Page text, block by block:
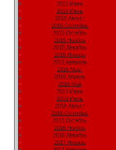
2015 Июнь
2015 Июль
2015 Август
2015 Сентябрь
2015 Октябрь
2015 Ноябрь
2015 Декабрь
2016 Январь
2016 Февраль
2016 Март
2016 Апрель
2016 Май
2016 Июнь
2016 Июль
2016 Август
2016 Сентябрь
2016 Октябрь
2016 Ноябрь
2016 Декабрь
2017 Январь